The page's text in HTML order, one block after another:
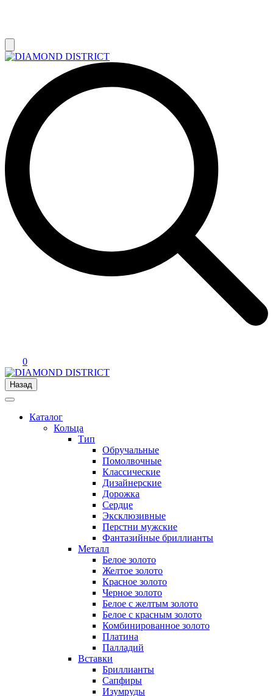
0
Назад
Каталог
Кольца
Тип
Обручальные
Помолвочные
Классические
Дизайнерские
Дорожка
Сердце
Эксклюзивные
Перстни мужские
Фантазийные бриллианты
Металл
Белое золото
Желтое золото
Красное золото
Черное золото
Белое с желтым золото
Белое с красным золото
Комбинированное золото
Платина
Палладий
Вставки
Бриллианты
Сапфиры
Изумруды